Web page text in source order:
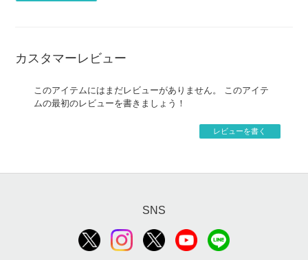
カスタマーレビュー
このアイテムにはまだレビューがありません。 このアイテ
ムの最初のレビューを書きましょう！
レビューを書く
SNS